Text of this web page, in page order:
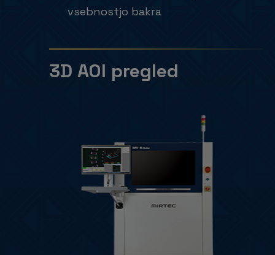
vsebnostjo bakra
3D AOI pregled